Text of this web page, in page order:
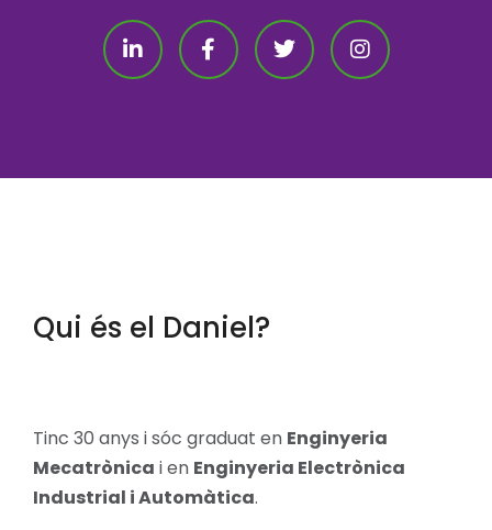
Qui és el Daniel?
Tinc 30 anys i sóc graduat en Enginyeria
Mecatrònica i en Enginyeria Electrònica
Industrial i Automàtica.